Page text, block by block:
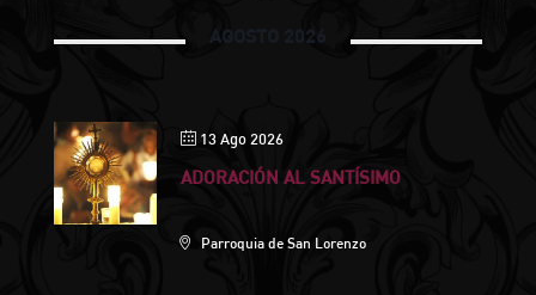
AGOSTO 2026
13 Ago 2026
ADORACIÓN AL SANTÍSIMO
Parroquia de San Lorenzo